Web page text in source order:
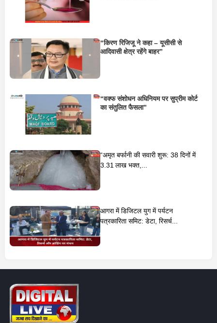
“किरण रिजिजू ने कहा – यूसीसी से
आदिवासी क्षेत्र रहेंगे बाहर”
“वक्फ संशोधन अधिनियम पर सुप्रीम कोर्ट
का संतुलित फैसला”
“अमृत बर्फानी की सवारी शुरू: 38 दिनों में
3.31 लाख भक्त,...
आगरा में डिजिटल युग में पर्यटन
पत्रकारिता समिट: डेटा, रिसर्च...